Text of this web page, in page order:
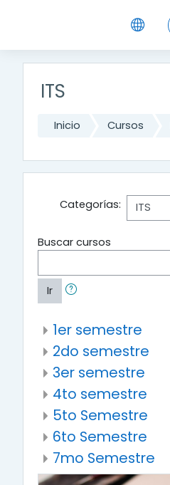
ITS
Inicio Cursos
Categorías:
Buscar cursos
Ir
1er semestre
2do semestre
3er semestre
4to semestre
5to Semestre
6to Semestre
7mo Semestre